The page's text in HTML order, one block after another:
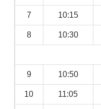
7 10:15
8 10:30
9 10:50
10 11:05